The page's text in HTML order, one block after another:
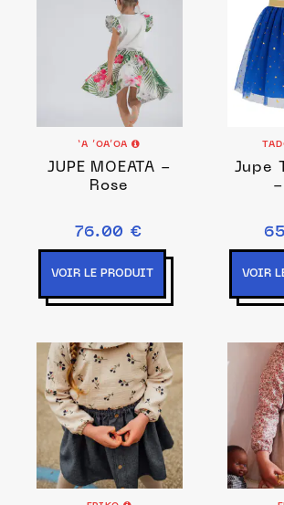
‘A ’OA’OA
JUPE MOEATA -
Rose
76.00 €
VOIR LE PRODUIT
Jupe
-
VOIR